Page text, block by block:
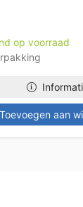
op voorraad
Toevoegen aan